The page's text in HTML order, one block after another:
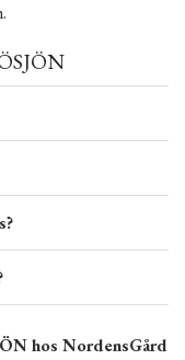
hos NordensGård